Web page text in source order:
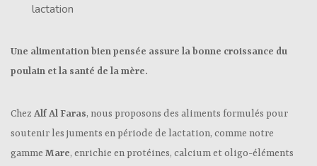
lactation
Une alimentation bien pensée assure la bonne croissance du
poulain et la santé de la mère.
Chez Alf Al Faras, nous proposons des aliments formulés pour
soutenir les juments en période de lactation, comme notre
gamme Mare, enrichie en protéines, calcium et oligo-éléments